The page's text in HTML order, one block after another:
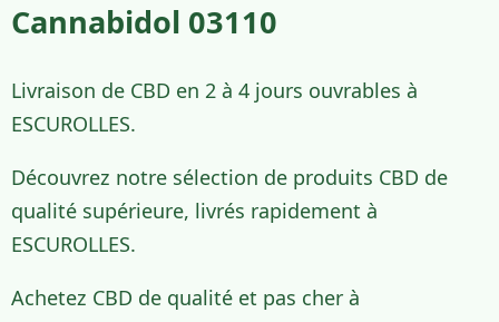
Cannabidol 03110
Livraison de CBD en 2 à 4 jours ouvrables à
ESCUROLLES.
Découvrez notre sélection de produits CBD de
qualité supérieure, livrés rapidement à
ESCUROLLES.
Achetez CBD de qualité et pas cher à